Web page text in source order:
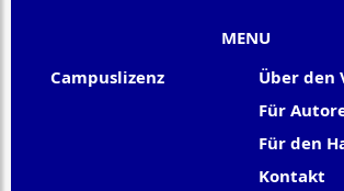
MENU
Campuslizenz
Über den
Für
Für den
Kontakt